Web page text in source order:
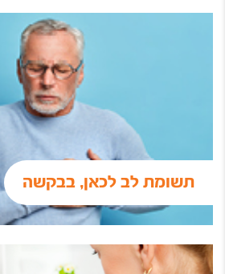
תשומת לב לכאן, בבקשה